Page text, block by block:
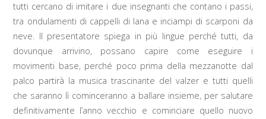
tutti cercano di imitare i due insegnanti che contano i passi,
tra ondulamenti di cappelli di lana e inciampi di scarponi da
neve. Il presentatore spiega in più lingue perché tutti, da
dovunque arrivino, possano capire come eseguire i
movimenti base, perché poco prima della mezzanotte dal
palco partirà la musica trascinante del valzer e tutti quelli
che saranno lì cominceranno a ballare insieme, per salutare
definitivamente l’anno vecchio e cominciare quello nuovo